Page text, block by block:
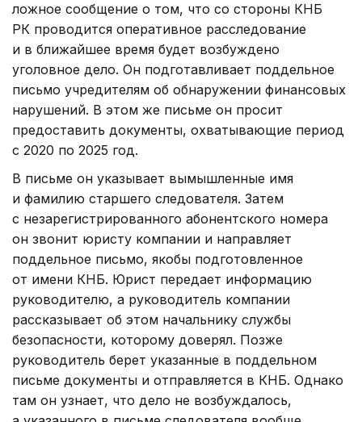
ложное сообщение о том, что со стороны КНБ
РК проводится оперативное расследование
и в ближайшее время будет возбуждено
уголовное дело. Он подготавливает поддельное
письмо учредителям об обнаружении финансовых
нарушений. В этом же письме он просит
предоставить документы, охватывающие период
с 2020 по 2025 год.
В письме он указывает вымышленные имя
и фамилию старшего следователя. Затем
с незарегистрированного абонентского номера
он звонит юристу компании и направляет
поддельное письмо, якобы подготовленное
от имени КНБ. Юрист передает информацию
руководителю, а руководитель компании
рассказывает об этом начальнику службы
безопасности, которому доверял. Позже
руководитель берет указанные в поддельном
письме документы и отправляется в КНБ. Однако
там он узнает, что дело не возбуждалось,